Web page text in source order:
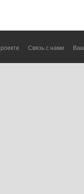
Связь с нами